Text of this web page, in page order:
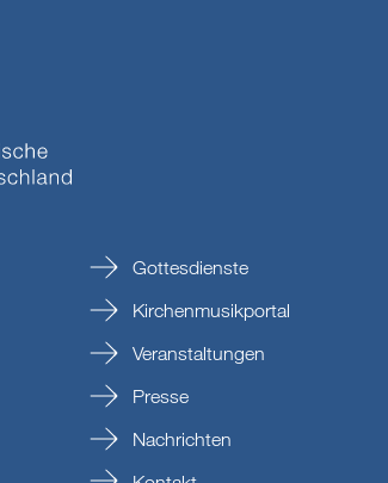
Gottesdienste
Kirchenmusikportal
Veranstaltungen
Presse
Nachrichten